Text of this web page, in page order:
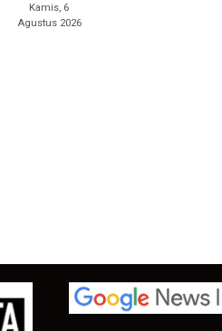
Kamis, 6
Agustus 2026